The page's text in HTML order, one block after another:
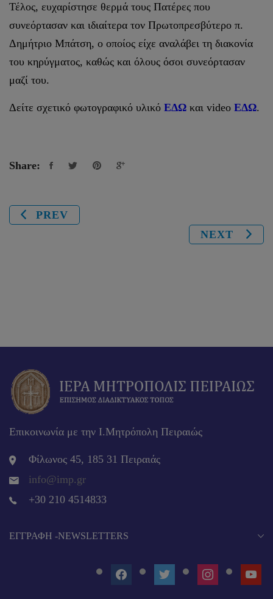
Τέλος, ευχαρίστησε θερμά τους Πατέρες που
συνεόρτασαν και ιδιαίτερα τον Πρωτοπρεσβύτερο π.
Δημήτριο Μπάτση, ο οποίος είχε αναλάβει τη διακονία
του κηρύγματος, καθώς και όλους όσοι συνεόρτασαν
μαζί του.
Δείτε σχετικό φωτογραφικό υλικό ΕΔΩ και video ΕΔΩ.
Share:
PREV
NEXT
Επικοινωνία με την Ι.Μητρόπολη Πειραιώς
Φίλωνος 45, 185 31 Πειραιάς
info@imp.gr
+30 210 4514833
EΓΓΡΑΦΉ -NEWSLETTERS
FACEBOOKTWITTER INSTAGRAM